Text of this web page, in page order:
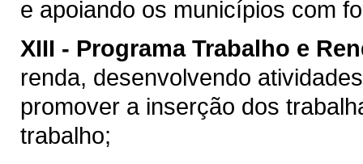
e apoiando os municípios com
XIII - Programa Trabalho e
renda, desenvolvendo
promover a inserção dos
trabalho;